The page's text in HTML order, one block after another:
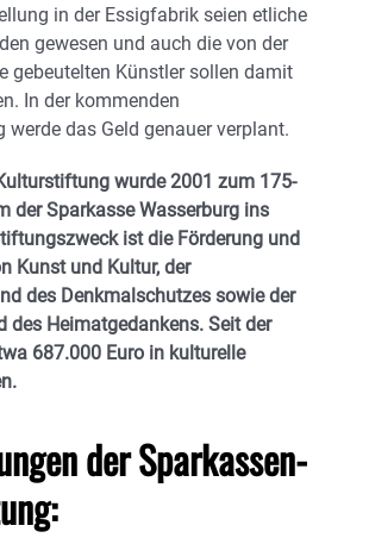
in der Essigfabrik seien etliche
gewesen und auch die von der
gebeutelten Künstler sollen damit
In der kommenden
das Geld genauer verplant.
wurde 2001 zum 175-
der Sparkasse Wasserburg ins
ist die Förderung und
Kunst und Kultur, der
des Denkmalschutzes sowie der
des Heimatgedankens. Seit der
687.000 Euro in kulturelle
der Sparkassen-